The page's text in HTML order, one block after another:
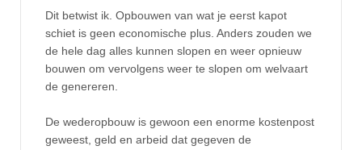
Dit betwist ik. Opbouwen van wat je eerst kapot
schiet is geen economische plus. Anders zouden we
de hele dag alles kunnen slopen en weer opnieuw
bouwen om vervolgens weer te slopen om welvaart
de genereren.
De wederopbouw is gewoon een enorme kostenpost
geweest, geld en arbeid dat gegeven de